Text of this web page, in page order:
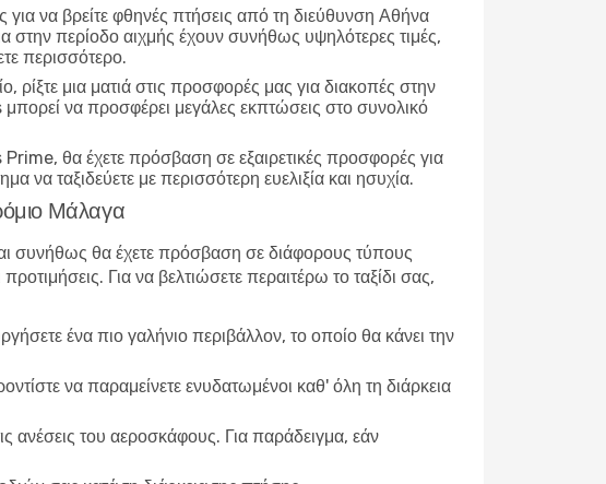
για να βρείτε φθηνές πτήσεις από τη διεύθυνση Αθήνα
στην περίοδο αιχμής έχουν συνήθως υψηλότερες τιμές,
περισσότερο.
ρίξτε μια ματιά στις προσφορές μας για διακοπές στην
να προσφέρει μεγάλες εκπτώσεις στο συνολικό
Prime, θα έχετε πρόσβαση σε εξαιρετικές προσφορές για
να ταξιδεύετε με περισσότερη ευελιξία και ησυχία.
Μάλαγα
συνήθως θα έχετε πρόσβαση σε διάφορους τύπους
Για να βελτιώσετε περαιτέρω το ταξίδι σας,
ένα πιο γαλήνιο περιβάλλον, το οποίο θα κάνει την
να παραμείνετε ενυδατωμένοι καθ' όλη τη διάρκεια
ανέσεις του αεροσκάφους. Για παράδειγμα, εάν